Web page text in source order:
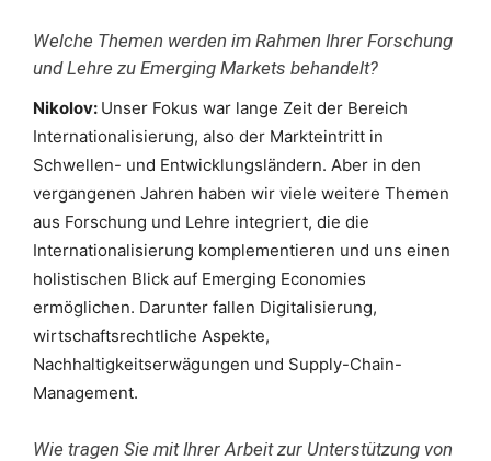
Welche Themen werden im Rahmen Ihrer Forschung
und Lehre zu Emerging Markets behandelt?
Nikolov: Unser Fokus war lange Zeit der Bereich
Internationalisierung, also der Markteintritt in
Schwellen- und Entwicklungsländern. Aber in den
vergangenen Jahren haben wir viele weitere Themen
aus Forschung und Lehre integriert, die die
Internationalisierung komplementieren und uns einen
holistischen Blick auf Emerging Economies
ermöglichen. Darunter fallen Digitalisierung,
wirtschaftsrechtliche Aspekte,
Nachhaltigkeitserwägungen und Supply-Chain-
Management.
Wie tragen Sie mit Ihrer Arbeit zur Unterstützung von